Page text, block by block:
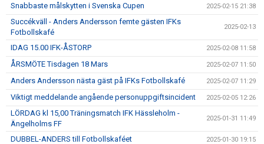
Snabbaste målskytten i Svenska Cupen 2025-02-15 21:38
Succékväll - Anders Andersson femte gästen IFKs
Fotbollskafé
2025-02-13
IDAG 15.00 IFK-ÅSTORP 2025-02-08 11:58
ÅRSMÖTE Tisdagen 18 Mars 2025-02-07 11:50
Anders Andersson nästa gäst på IFKs Fotbollskafé 2025-02-07 11:29
Viktigt meddelande angående personuppgiftsincident 2025-02-05 12:26
LÖRDAG kl 15,00 Träningsmatch IFK Hässleholm -
Ängelholms FF
2025-01-31 11:49
DUBBEL-ANDERS till Fotbollskaféet 2025-01-30 19:15